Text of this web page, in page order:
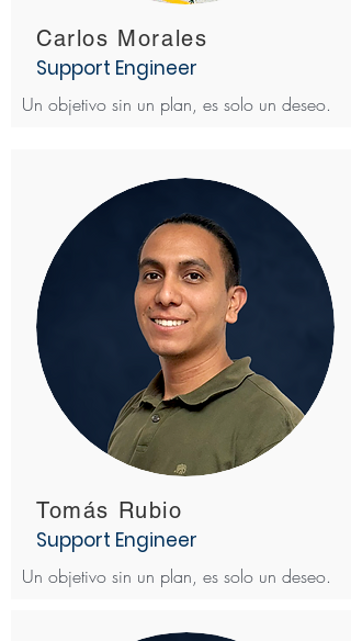
Carlos Morales
Support Engineer
Un objetivo sin un plan, es solo un deseo.
Tomás Rubio
Support Engineer
Un objetivo sin un plan, es solo un deseo.